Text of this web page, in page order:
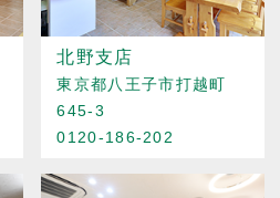
北野支店
東京都八王子市打越町
645-3
0120-186-202